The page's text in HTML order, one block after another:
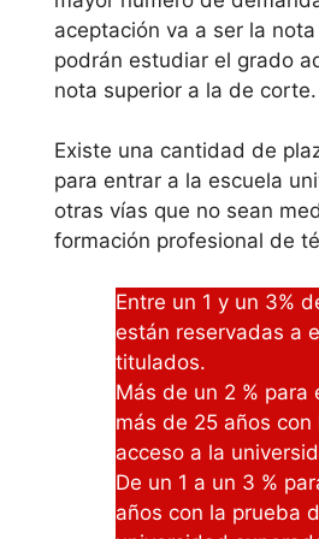
Antonio de
Murcia
Murcia
es
estudiar
online
Te adjuntamos
continuación
aceptación va a ser la
podrán estudiar el grado
nota superior a la de corte.
Existe una cantidad de
para entrar a la escuela
otras vías que no sean
formación profesional de
Entre un 1 y un 3%
están reservadas a
titulados.
Más de un 2 % para
más de 25 años
acceso a la
De un 1 a un 3 %
años con la prueba